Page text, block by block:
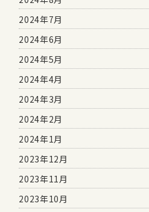
2024年7月
2024年6月
2024年5月
2024年4月
2024年3月
2024年2月
2024年1月
2023年12月
2023年11月
2023年10月